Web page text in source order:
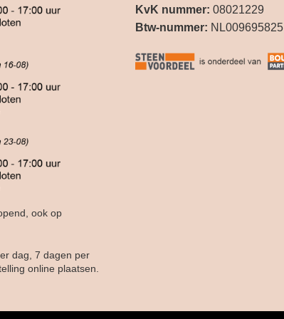
ook op
dag, 7 dagen per
online plaatsen.
KvK nummer: 08021229
Btw-nummer: